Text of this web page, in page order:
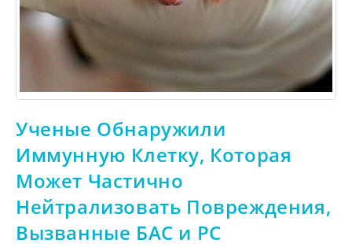
Ученые Обнаружили
Иммунную Клетку, Которая
Может Частично
Нейтрализовать Повреждения,
Вызванные БАС и РС